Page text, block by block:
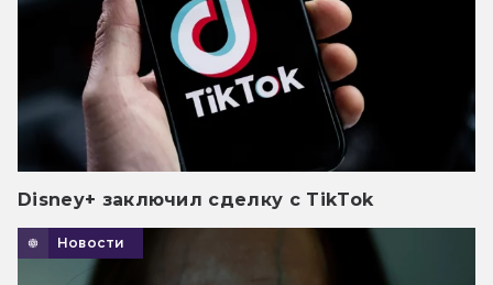
Disney+ заключил сделку с TikTok
Новости